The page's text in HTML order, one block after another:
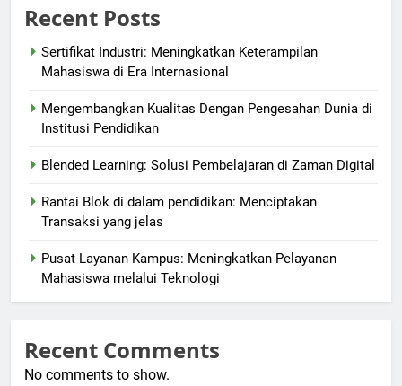
Recent Posts
Sertifikat Industri: Meningkatkan Keterampilan
Mahasiswa di Era Internasional
Mengembangkan Kualitas Dengan Pengesahan Dunia di
Institusi Pendidikan
Blended Learning: Solusi Pembelajaran di Zaman Digital
Rantai Blok di dalam pendidikan: Menciptakan
Transaksi yang jelas
Pusat Layanan Kampus: Meningkatkan Pelayanan
Mahasiswa melalui Teknologi
Recent Comments
No comments to show.